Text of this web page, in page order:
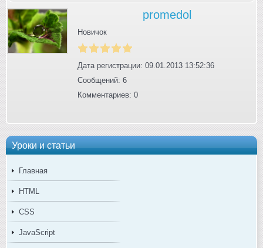
Уроки и статьи
Главная
HTML
CSS
JavaScript
promedol
Новичок
Дата регистрации: 09.01.2013 13:52:36
Сообщений: 6
Комментариев: 0